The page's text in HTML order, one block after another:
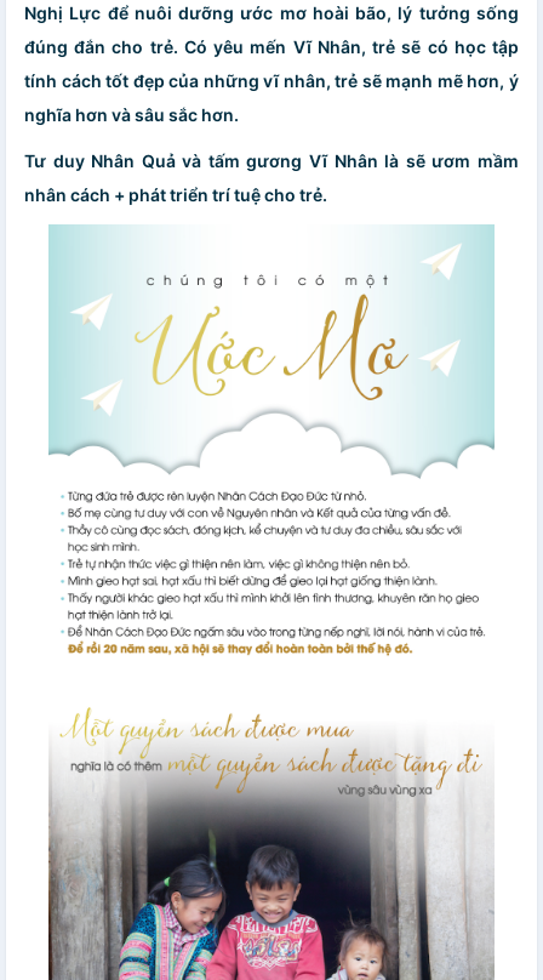
Nghị Lực để nuôi dưỡng ước mơ hoài bão, lý tưởng sống
đúng đắn cho trẻ. Có yêu mến Vĩ Nhân, trẻ sẽ có học tập
tính cách tốt đẹp của những vĩ nhân, trẻ sẽ mạnh mẽ hơn, ý
nghĩa hơn và sâu sắc hơn.
Tư duy Nhân Quả và tấm gương Vĩ Nhân là sẽ ươm mầm
nhân cách + phát triển trí tuệ cho trẻ.